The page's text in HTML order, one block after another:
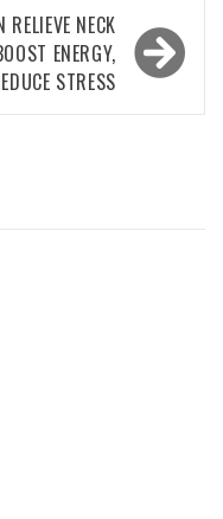
NECK
ENERGY,
STRESS